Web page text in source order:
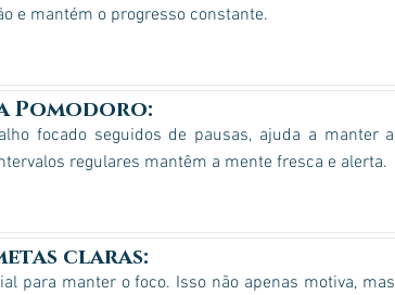
e mantém o progresso constante.
Pomodoro:
focado seguidos de pausas, ajuda a manter a
regulares mantêm a mente fresca e alerta.
claras:
para manter o foco. Isso não apenas motiva, mas